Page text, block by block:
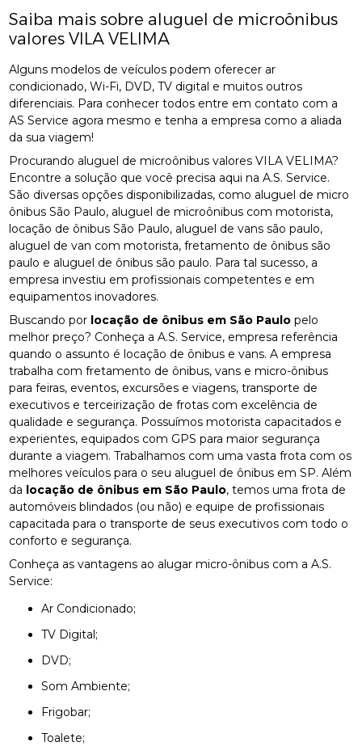
Saiba mais sobre aluguel de microônibus
valores VILA VELIMA
Alguns modelos de veículos podem oferecer ar
condicionado, Wi-Fi, DVD, TV digital e muitos outros
diferenciais. Para conhecer todos entre em contato com a
AS Service agora mesmo e tenha a empresa como a aliada
da sua viagem!
Procurando aluguel de microônibus valores VILA VELIMA?
Encontre a solução que você precisa aqui na A.S. Service.
São diversas opções disponibilizadas, como aluguel de micro
ônibus São Paulo, aluguel de microônibus com motorista,
locação de ônibus São Paulo, aluguel de vans são paulo,
aluguel de van com motorista, fretamento de ônibus são
paulo e aluguel de ônibus são paulo. Para tal sucesso, a
empresa investiu em profissionais competentes e em
equipamentos inovadores.
Buscando por locação de ônibus em São Paulo pelo
melhor preço? Conheça a A.S. Service, empresa referência
quando o assunto é locação de ônibus e vans. A empresa
trabalha com fretamento de ônibus, vans e micro-ônibus
para feiras, eventos, excursões e viagens, transporte de
executivos e terceirização de frotas com excelência de
qualidade e segurança. Possuímos motorista capacitados e
experientes, equipados com GPS para maior segurança
durante a viagem. Trabalhamos com uma vasta frota com os
melhores veículos para o seu aluguel de ônibus em SP. Além
da locação de ônibus em São Paulo, temos uma frota de
automóveis blindados (ou não) e equipe de profissionais
capacitada para o transporte de seus executivos com todo o
conforto e segurança.
Conheça as vantagens ao alugar micro-ônibus com a A.S.
Service:
Ar Condicionado;
TV Digital;
DVD;
Som Ambiente;
Frigobar;
Toalete;